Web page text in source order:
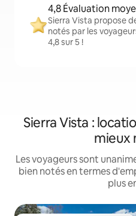
4,8 Évaluation
Sierra Vista propose
notés par les
4,8 sur 5 !
Sierra Vista :
mieux
Les voyageurs sont
bien notés en termes
plus